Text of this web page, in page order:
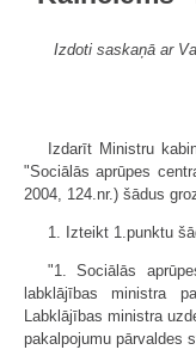
Izdoti saskaņā ar
Izdarīt Ministru
"Sociālās aprūpes
2004, 124.nr.) šādus
1. Izteikt 1.punktu
"1. Sociālās
labklājības ministra
Labklājības ministra
pakalpojumu pārvaldes